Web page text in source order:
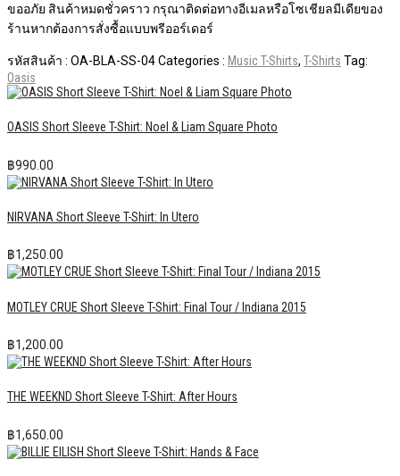
ขออภัย สินค้าหมดชั่วคราว กรุณาติดต่อทางอีเมลหรือโซเชียลมีเดียของ
ร้านหากต้องการสั่งซื้อแบบพรีออร์เดอร์
รหัสสินค้า : OA-BLA-SS-04Categories : Music T-Shirts, T-Shirts Tag:
Oasis
OASIS Short Sleeve T-Shirt: Noel & Liam Square Photo
฿990.00
NIRVANA Short Sleeve T-Shirt: In Utero
฿1,250.00
MOTLEY CRUE Short Sleeve T-Shirt: Final Tour / Indiana 2015
฿1,200.00
THE WEEKND Short Sleeve T-Shirt: After Hours
฿1,650.00